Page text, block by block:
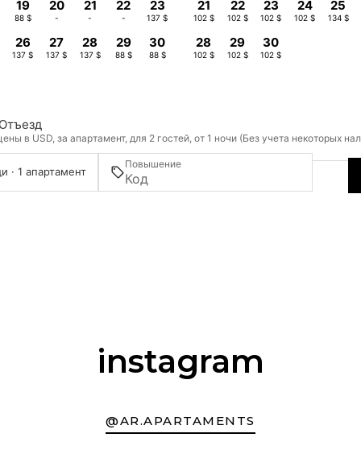
19
88 $
20
-
21
-
22
-
23
137 $
26
137 $
27
137 $
28
137 $
29
88 $
30
88 $
21
102 $
22
102 $
23
102 $
24
102 $
25
134 $
28
102 $
29
102 $
30
102 $
в USD, за апартамент, для 2 гостей, от 1 ночи (Без учета некоторых
· 1 апартамент
Повышение
instagram
@AR.APARTAMENTS